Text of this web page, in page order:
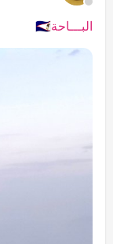
البـــاحة🇸🇦